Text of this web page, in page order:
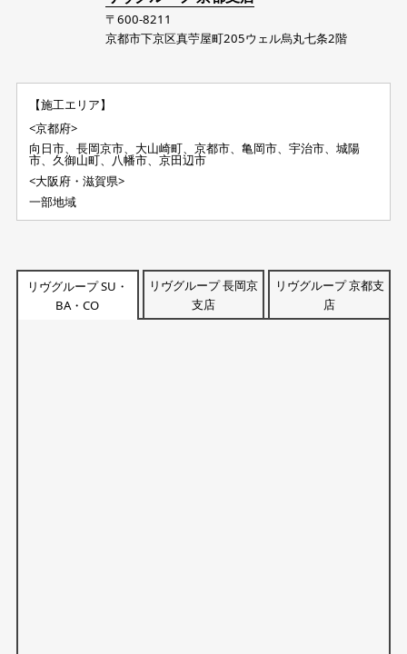
〒600-8211
京都市下京区真苧屋町205ウェル烏丸七条2階
【施工エリア】
<京都府>
向日市、長岡京市、大山崎町、京都市、亀岡市、宇治市、城陽
市、久御山町、八幡市、京田辺市
<大阪府・滋賀県>
一部地域
リヴグループ SU・
BA・CO
リヴグループ 長岡京
支店
リヴグループ 京都支
店